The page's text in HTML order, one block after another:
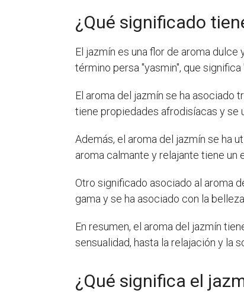
¿Qué significado
El jazmín es una flor de aroma
término persa "yasmin", que significa
El aroma del jazmín se ha asociado
tiene propiedades afrodisíacas y se
Además, el aroma del jazmín se ha
aroma calmante y relajante tiene
Otro significado asociado al aroma
gama y se ha asociado con la
En resumen, el aroma del jazmín
sensualidad, hasta la relajación y la
¿Qué significa el